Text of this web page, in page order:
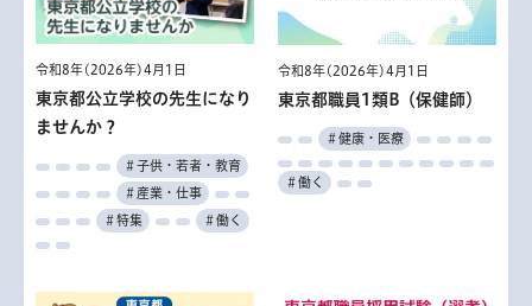
令和8年(2026年)4月1日
東京都公立学校の先生になり
ませんか？
＃子供・若者・教育
＃産業・仕事
＃特集 ＃働く
令和8年(2026年)4月1日
東京都職員1類B（保健師）
＃健康・医療
＃働く